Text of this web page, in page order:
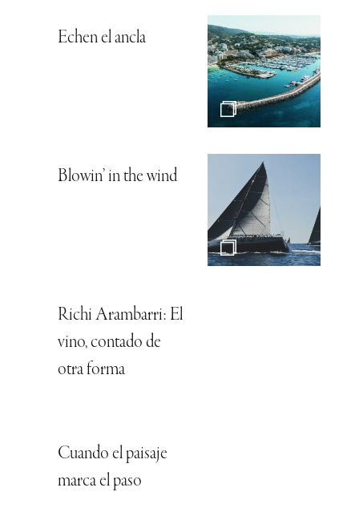
Echen el ancla
Blowin’ in the wind
Richi Arambarri: El
vino, contado de
otra forma
Cuando el paisaje
marca el paso